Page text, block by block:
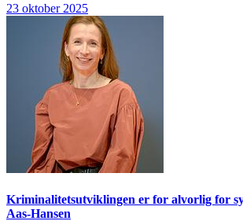
23 oktober 2025
Kriminalitetsutviklingen er for alvorlig for
Aas-Hansen